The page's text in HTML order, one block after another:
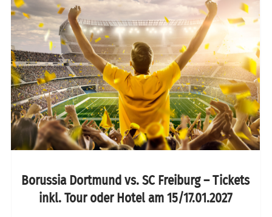
Borussia Dortmund vs. SC Freiburg – Tickets
inkl. Tour oder Hotel am 15/17.01.2027